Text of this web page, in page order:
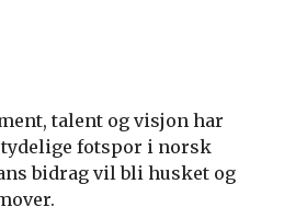
talent og visjon har
fotspor i norsk
bidrag vil bli husket og